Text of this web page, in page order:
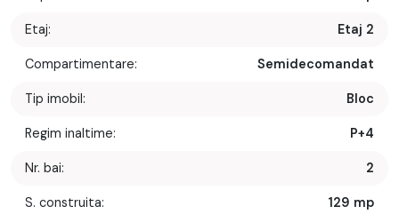
Etaj: Etaj 2
Compartimentare: Semidecomandat
Tip imobil: Bloc
Regim inaltime: P+4
Nr. bai: 2
S. construita: 129 mp